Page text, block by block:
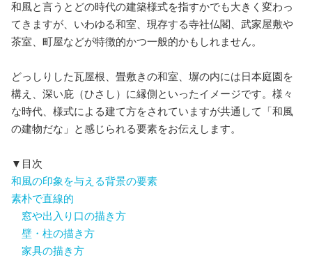
和風と言うとどの時代の建築様式を指すかでも大きく変わっ
てきますが、いわゆる和室、現存する寺社仏閣、武家屋敷や
茶室、町屋などが特徴的かつ一般的かもしれません。
どっしりした瓦屋根、畳敷きの和室、塀の内には日本庭園を
構え、深い庇（ひさし）に縁側といったイメージです。様々
な時代、様式による建て方をされていますが共通して「和風
の建物だな」と感じられる要素をお伝えします。
▼目次
和風の印象を与える背景の要素
素朴で直線的
窓や出入り口の描き方
壁・柱の描き方
家具の描き方